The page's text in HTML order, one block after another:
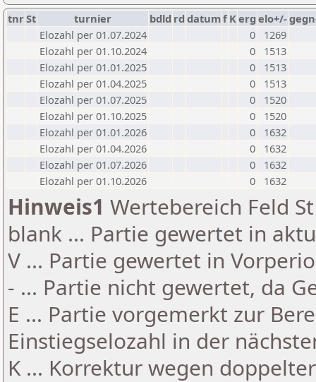
tnrSt turnier bdld rd datumf Kerg elo+/-
Elozahl per 01.07.2024
0
1269
Elozahl per 01.10.2024
0
1513
Elozahl per 01.01.2025
0
1513
Elozahl per 01.04.2025
0
1513
Elozahl per 01.07.2025
0
1520
Elozahl per 01.10.2025
0
1520
Elozahl per 01.01.2026
0
1632
Elozahl per 01.04.2026
0
1632
Elozahl per 01.07.2026
0
1632
Elozahl per 01.10.2026
0 1632
Hinweis1 Wertebereich Feld
blank ... Partie gewertet in
V ... Partie gewertet in
- ... Partie nicht gewertet, da
E ... Partie vorgemerkt zur
Einstiegselozahl in der
K ... Korrektur wegen